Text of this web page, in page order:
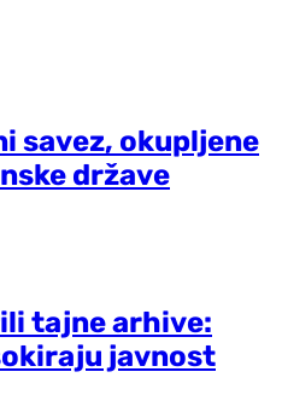
savez, okupljene
države
tajne arhive:
javnost